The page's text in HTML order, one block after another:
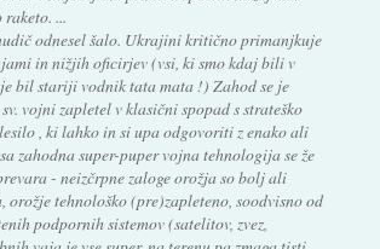
...
odnesel šalo. Ukrajini kritično primanjkuje
in nižjih oficirjev (vsi, ki smo kdaj bili v
bil stariji vodnik tata mata !) Zahod se je
vojni zapletel v klasični spopad s strateško
, ki lahko in si upa odgovoriti z enako ali
zahodna super-puper vojna tehnologija se že
- neizčrpne zaloge orožja so bolj ali
tehnološko (pre)zapleteno, soodvisno od
podpornih sistemov (satelitov, zvez,